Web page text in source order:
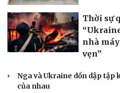
Thời sự
nhà
vẹn”
Nga và Ukraine dồn dập tập
của nhau